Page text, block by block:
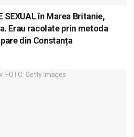
SEXUAL în Marea Britanie,
Erau racolate prin metoda
din Constanța